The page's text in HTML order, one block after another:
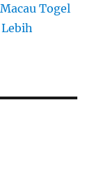
Togel